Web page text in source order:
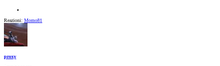
Reazioni: Momo81
proxy